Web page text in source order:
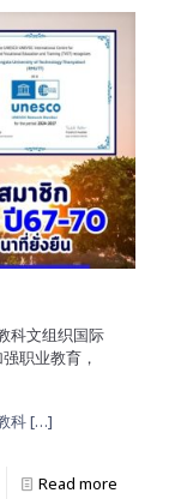
科文组织国际
职业教育，
科[…]
Read more